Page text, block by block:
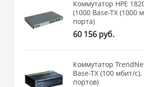
Коммутатор HPE
(1000 Base-TX (1000
порта)
60 156 руб.
Коммутатор
Base-TX (100 мбит/с),
портов)